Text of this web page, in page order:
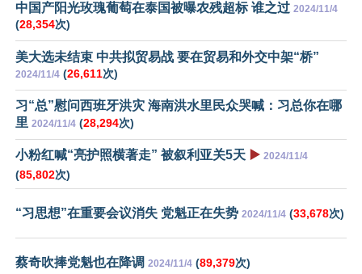
中国产阳光玫瑰葡萄在泰国被曝农残超标 谁之过 2024/11/4
(28,354次)
美大选未结束 中共拟贸易战 要在贸易和外交中架“桥”
2024/11/4 (26,611次)
习“总”慰问西班牙洪灾 海南洪水里民众哭喊：习总你在哪
里 2024/11/4 (28,294次)
小粉红喊“亮护照横著走” 被叙利亚关5天 ▶️ 2024/11/4
(85,802次)
“习思想”在重要会议消失 党魁正在失势 2024/11/4 (33,678次)
蔡奇吹捧党魁也在降调 2024/11/4 (89,379次)